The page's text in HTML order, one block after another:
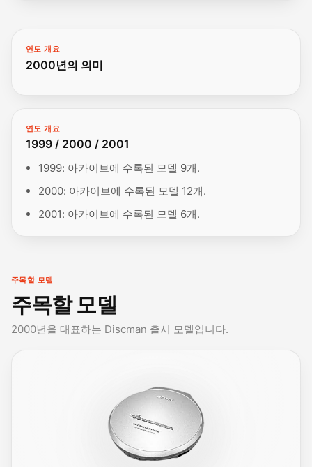
연도 개요
2000년의 의미
연도 개요
1999 / 2000 / 2001
1999: 아카이브에 수록된 모델 9개.
2000: 아카이브에 수록된 모델 12개.
2001: 아카이브에 수록된 모델 6개.
주목할 모델
주목할 모델
2000년을 대표하는 Discman 출시 모델입니다.